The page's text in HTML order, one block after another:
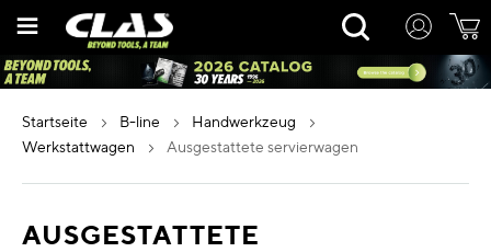
Inhalt
Rechercher
startseite b-line
handwerkzeug
werkstattwagen
ausgestattete servierwagen
AUSGESTATTETE